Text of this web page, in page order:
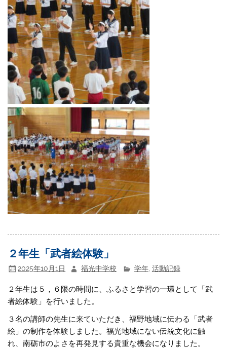
２年生「武者絵体験」
2025年10月1日 福光中学校 学年, 活動記録
２年生は５，６限の時間に、ふるさと学習の一環として「武
者絵体験」を行いました。
３名の講師の先生に来ていただき、福野地域に伝わる「武者
絵」の制作を体験しました。福光地域にない伝統文化に触
れ、南砺市のよさを再発見する貴重な機会になりました。